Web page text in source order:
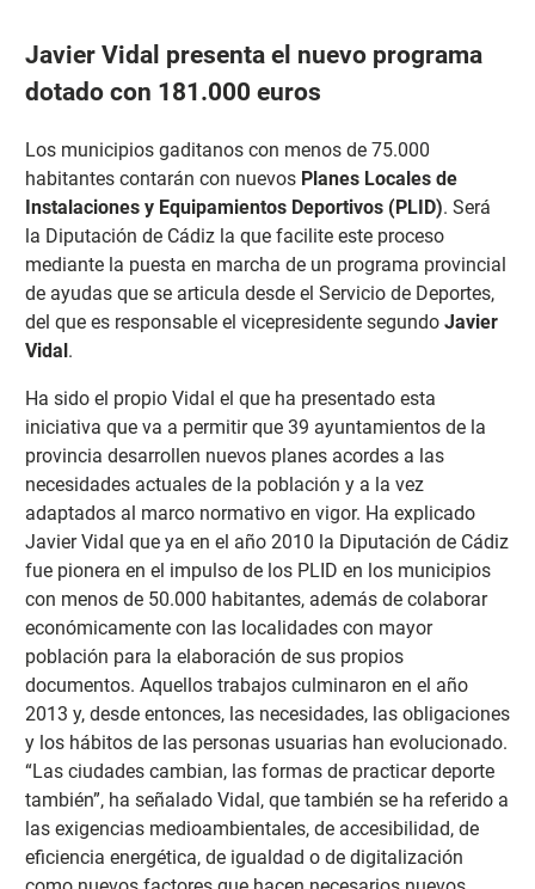
Javier Vidal presenta el nuevo programa
dotado con 181.000 euros
Los municipios gaditanos con menos de 75.000
habitantes contarán con nuevos Planes Locales de
Instalaciones y Equipamientos Deportivos (PLID). Será
la Diputación de Cádiz la que facilite este proceso
mediante la puesta en marcha de un programa provincial
de ayudas que se articula desde el Servicio de Deportes,
del que es responsable el vicepresidente segundo Javier
Vidal.
Ha sido el propio Vidal el que ha presentado esta
iniciativa que va a permitir que 39 ayuntamientos de la
provincia desarrollen nuevos planes acordes a las
necesidades actuales de la población y a la vez
adaptados al marco normativo en vigor. Ha explicado
Javier Vidal que ya en el año 2010 la Diputación de Cádiz
fue pionera en el impulso de los PLID en los municipios
con menos de 50.000 habitantes, además de colaborar
económicamente con las localidades con mayor
población para la elaboración de sus propios
documentos. Aquellos trabajos culminaron en el año
2013 y, desde entonces, las necesidades, las obligaciones
y los hábitos de las personas usuarias han evolucionado.
“Las ciudades cambian, las formas de practicar deporte
también”, ha señalado Vidal, que también se ha referido a
las exigencias medioambientales, de accesibilidad, de
eficiencia energética, de igualdad o de digitalización